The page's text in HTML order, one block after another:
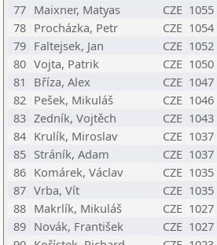
77 Maixner, Matyas CZE 1055
78 Procházka, Petr CZE 1054
79 Faltejsek, Jan CZE 1052
80 Vojta, Patrik CZE 1050
81
Bříza, Alex CZE 1047
82 Pešek, Mikuláš CZE 1046
83 Zedník, Vojtěch CZE 1043
84 Krulík, Miroslav CZE 1037
85 Stráník, Adam CZE 1037
86 Komárek, Václav CZE 1035
87 Vrba, Vít CZE 1035
88 Makrlík, Mikuláš CZE 1027
89 Novák, František CZE 1027